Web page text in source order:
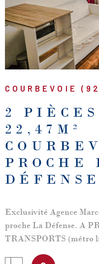
COURBEVOIE
2
22,47M²
PROCHE
DÉFENSE
Exclusivité Agence
proche La Défense. A
TRANSPORTS (métro
tramway) et au 1er